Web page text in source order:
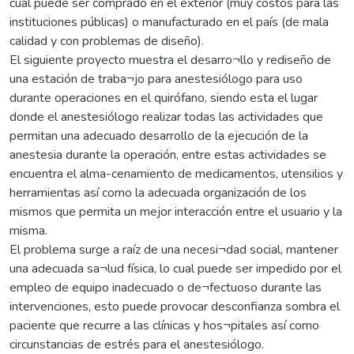
instituciones públicas) o manufacturado en el país (de mala
calidad y con problemas de diseño).
El siguiente proyecto muestra el desarro¬llo y rediseño de
una estación de traba¬jo para anestesiólogo para uso
durante operaciones en el quirófano, siendo esta el lugar
donde el anestesiólogo realizar todas las actividades que
permitan una adecuado desarrollo de la ejecución de la
anestesia durante la operación, entre estas actividades se
encuentra el alma-cenamiento de medicamentos, utensilios y
herramientas así como la adecuada organización de los
mismos que permita un mejor interacción entre el usuario y la
misma.
El problema surge a raíz de una necesi¬dad social, mantener
una adecuada sa¬lud física, lo cual puede ser impedido por el
empleo de equipo inadecuado o de¬fectuoso durante las
intervenciones, esto puede provocar desconfianza sombra el
paciente que recurre a las clínicas y hos¬pitales así como
circunstancias de estrés para el anestesiólogo.